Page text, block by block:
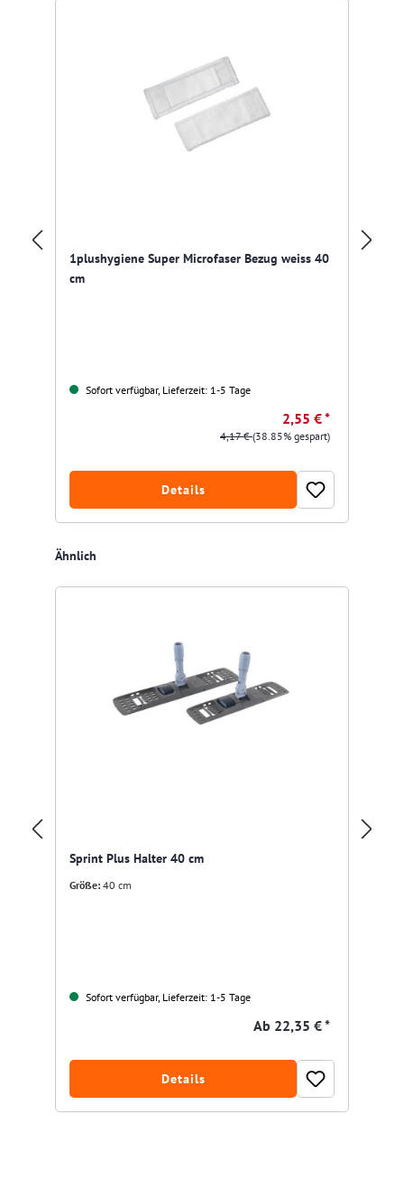
1plushygiene Super Microfaser Bezug weiss 40
cm
Sofort verfügbar, Lieferzeit: 1-5 Tage
2,55 € *
4,17 €(38.85% gespart)
Details
Produktgalerie überspringen
Ähnlich
Sprint Plus Halter 40 cm
Größe: 40 cm
Sofort verfügbar, Lieferzeit: 1-5 Tage
Ab 22,35 € *
Details